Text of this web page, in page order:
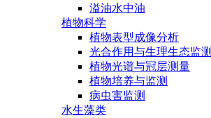
溢油水中油
植物科学
植物表型成像分析
光合作用与生理生态监测
植物光谱与冠层测量
植物培养与监测
病虫害监测
水生藻类